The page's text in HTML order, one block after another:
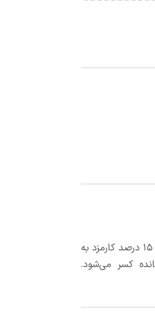
در صورتی که رزرو، حداقل 3 روز کامل قبل از تاریخ ورود لغو گردد؛ مبلغ صورتحساب پس از کسر حداکثر 15 درصد کارمزد به